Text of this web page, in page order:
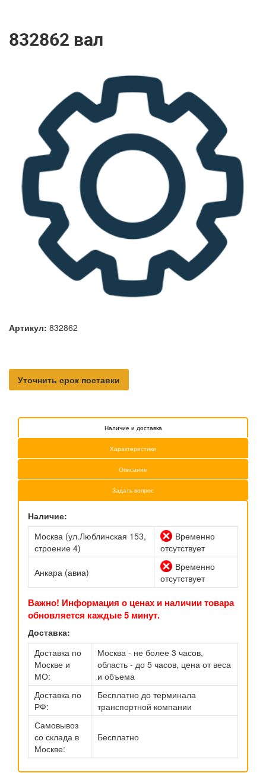
832862 вал
Артикул: 832862
Уточнить срок поставки
Наличие и доставка
Характеристики
Описание
Задать вопрос
Наличие:
Москва (ул.Люблинская 153,
строение 4)
Временно
отсутствует
Анкара (авиа)
Временно
отсутствует
Важно! Информация о ценах и наличии товара
обновляется каждые 5 минут.
Доставка:
Доставка по
Москве и
МО:
Москва - не более 3 часов,
область - до 5 часов, цена от веса
и объема
Доставка по
РФ:
Бесплатно до терминала
транспортной компании
Самовывоз
со склада в
Москве:
Бесплатно